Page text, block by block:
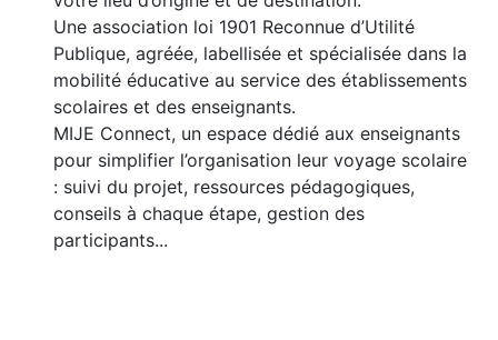
Une association loi 1901 Reconnue d’Utilité
Publique, agréée, labellisée et spécialisée dans la
mobilité éducative au service des établissements
scolaires et des enseignants.
MIJE Connect, un espace dédié aux enseignants
pour simplifier l’organisation leur voyage scolaire
: suivi du projet, ressources pédagogiques,
conseils à chaque étape, gestion des
participants...